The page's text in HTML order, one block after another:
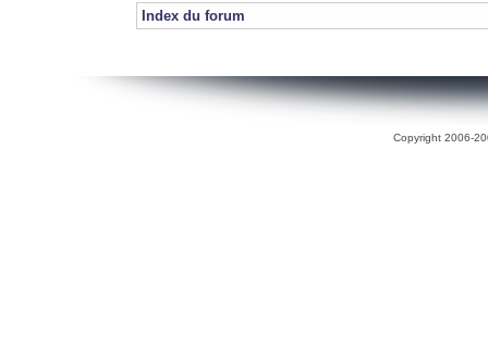
Index du forum
Copyright 2006-